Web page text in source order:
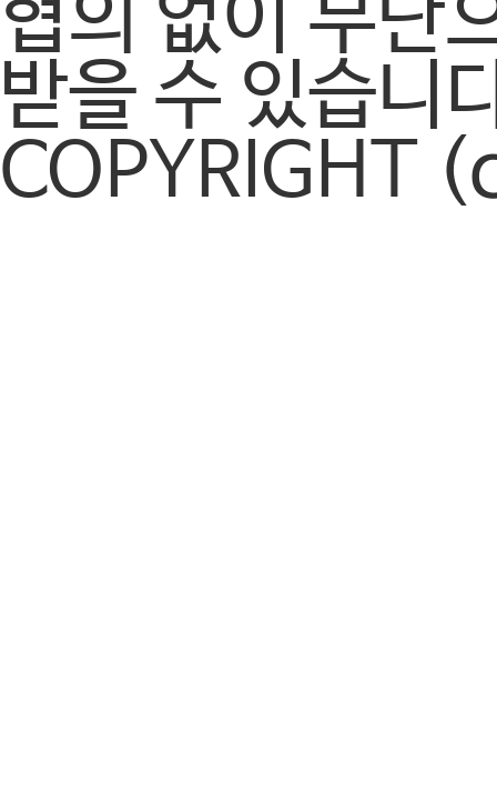
협의 없이 무단
받을 수 있습니
COPYRIGHT